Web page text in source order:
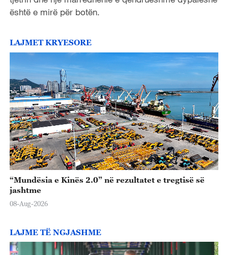
është e mirë për botën.
LAJMET KRYESORE
“Mundësia e Kinës 2.0” në rezultatet e tregtisë së
jashtme
08-Aug-2026
LAJME TË NGJASHME